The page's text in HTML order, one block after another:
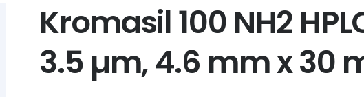
Kromasil 100 NH2
3.5 µm, 4.6 mm x 30